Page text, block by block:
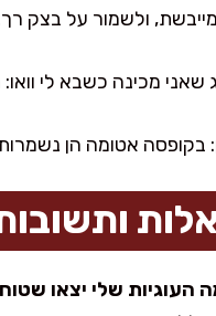
ולשמור על בצק
שאני מכינה כשבא לי
הן נשמרות 5–7 ימים. אם הסוכר אבקה “נעלם” קצת, מנערים מעל עוד שכבה דקה לפני